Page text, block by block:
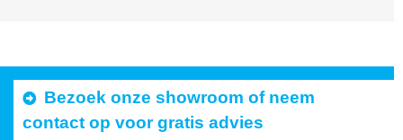
Bezoek onze showroom of neem
contact op voor gratis advies